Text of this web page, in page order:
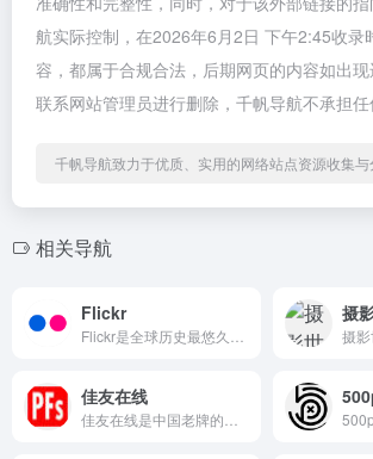
航实际控制，在2026年6月2日 下午2:45收录
容，都属于合规合法，后期网页的内容如出
联系网站管理员进行删除，千帆导航不承担任
千帆导航致力于优质、实用的网络站点资源收集与
相关导航
Flickr 摄
佳友在线